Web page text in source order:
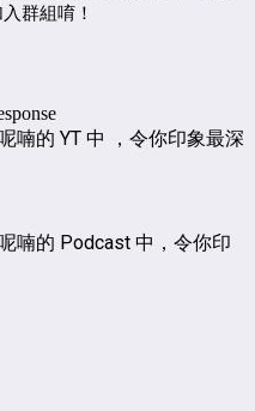
群組唷！
喃的 YT 中 ，令你印象最深
喃的 Podcast 中，令你印